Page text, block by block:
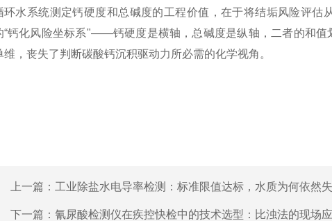
环水系统测定钙硬度和总碱度的工程价值，在于将结垢风险评
“钙化风险坐标系"——钙硬度是横轴，总碱度是纵轴，二者的和
维，丧失了判断碳酸钙沉积驱动力所必需的化学视角。
上一篇： 工业除盐水电导率检测：标准限值达标，水质为何依然
下一篇： 氰尿酸检测仪在疾控快检中的技术选型：比浊法的现场